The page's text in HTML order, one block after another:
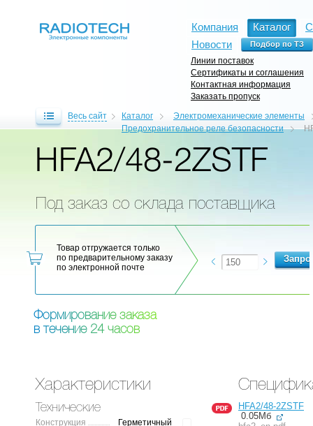
Компания Каталог
Новости
Линии поставок
Сертификаты и соглашения
Контактная информация
Заказать пропуск
Весь сайт Каталог
Электромеханические элементы
Предохранительное реле безопасности
HFA2/48-2ZSTF
Под заказ со склада поставщика
Товар отгружается только
по предварительному заказу
по электронной почте
Формирование заказа
в течение 24 часов
Характеристики
Технические
Конструкция
Герметичный
HFA2/48-2ZSTF
0.05Мб